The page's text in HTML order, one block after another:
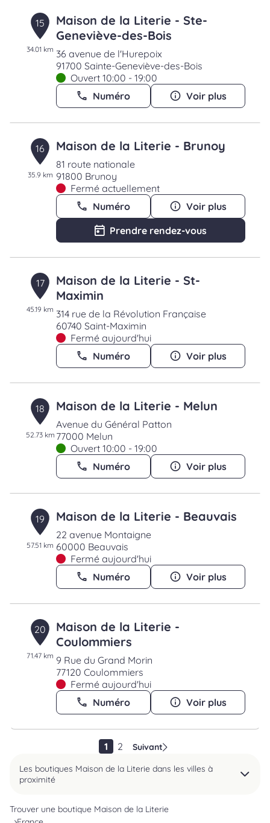
15
34.01 km
Maison de la Literie - Ste-
Geneviève-des-Bois
36 avenue de l'Hurepoix
91700 Sainte-Geneviève-des-Bois
Ouvert 10:00 - 19:00
Numéro
Voir plus
16
35.9 km
Maison de la Literie - Brunoy
81 route nationale
91800 Brunoy
Fermé actuellement
Numéro
Voir plus
Prendre rendez-vous
17
45.19 km
Maison de la Literie - St-
Maximin
314 rue de la Révolution Française
60740 Saint-Maximin
Fermé aujourd'hui
Numéro
Voir plus
18
52.73 km
Maison de la Literie - Melun
Avenue du Général Patton
77000 Melun
Ouvert 10:00 - 19:00
Numéro
Voir plus
19
57.51 km
Maison de la Literie - Beauvais
22 avenue Montaigne
60000 Beauvais
Fermé aujourd'hui
Numéro
Voir plus
20
71.47 km
Maison de la Literie -
Coulommiers
9 Rue du Grand Morin
77120 Coulommiers
Fermé aujourd'hui
Numéro
Voir plus
1 2
Suivant
Les boutiques Maison de la Literie dans les villes à
proximité
Trouver une boutique Maison de la Literie